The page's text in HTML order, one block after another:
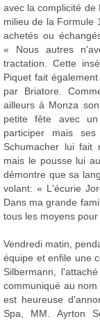
avec la complicité de
milieu de la Formule
achetés ou
« Nous autres
tractation. Cette
Piquet fait
par Briatore.
ailleurs à Monza
petite fête avec un
participer mais
Schumacher lui fait
mais le pousse lui
démontre que sa
volant: « L'écurie
Dans ma grande
tous les moyens
Vendredi matin,
équipe et enfile une
Silbermann,
communiqué au
est heureuse
Spa, MM. Ayrton